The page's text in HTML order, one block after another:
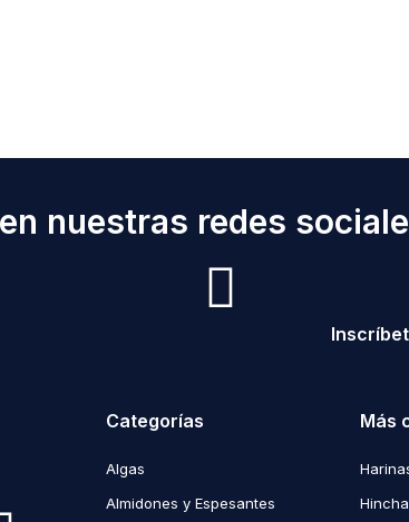
nuestras redes
Categorías
Algas
Almidones y Espesantes
Más